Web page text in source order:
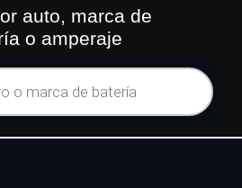
auto, marca de
o amperaje